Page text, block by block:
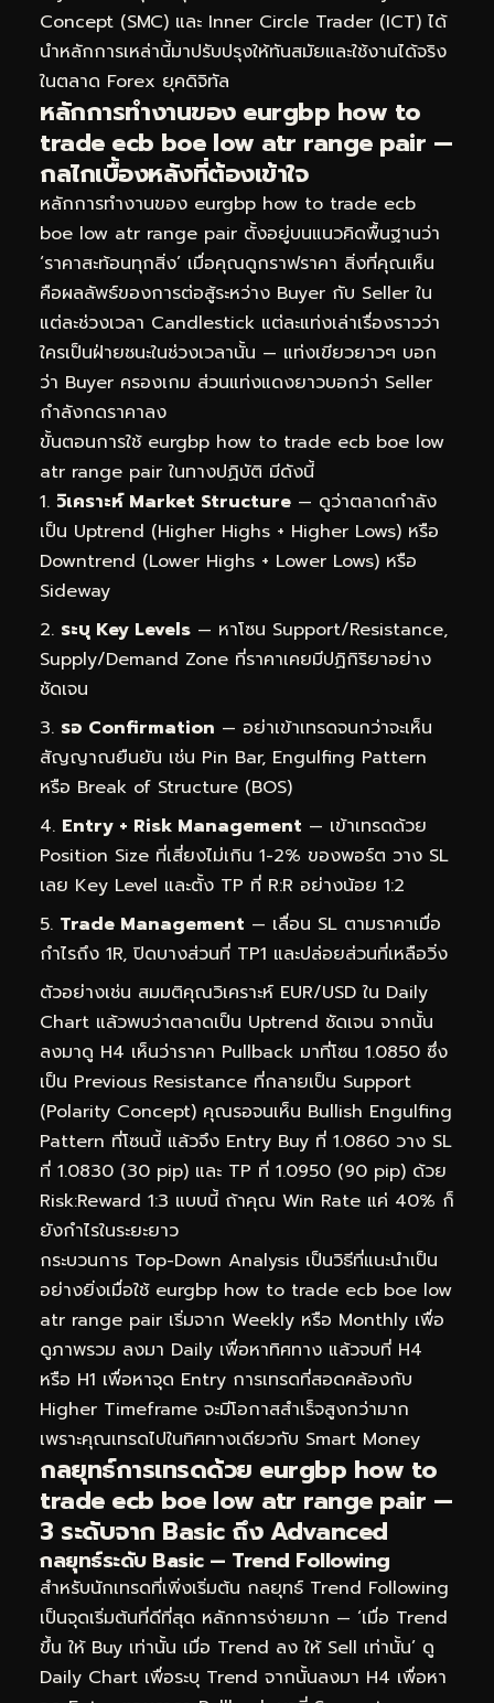
Concept (SMC) และ Inner Circle Trader (ICT) ได้
นำหลักการเหล่านี้มาปรับปรุงให้ทันสมัยและใช้งานได้จริง
ในตลาด Forex ยุคดิจิทัล
หลักการทำงานของ eurgbp how to
trade ecb boe low atr range pair —
กลไกเบื้องหลังที่ต้องเข้าใจ
หลักการทำงานของ eurgbp how to trade ecb
boe low atr range pair ตั้งอยู่บนแนวคิดพื้นฐานว่า
‘ราคาสะท้อนทุกสิ่ง’ เมื่อคุณดูกราฟราคา สิ่งที่คุณเห็น
คือผลลัพธ์ของการต่อสู้ระหว่าง Buyer กับ Seller ใน
แต่ละช่วงเวลา Candlestick แต่ละแท่งเล่าเรื่องราวว่า
ใครเป็นฝ่ายชนะในช่วงเวลานั้น — แท่งเขียวยาวๆ บอก
ว่า Buyer ครองเกม ส่วนแท่งแดงยาวบอกว่า Seller
กำลังกดราคาลง
ขั้นตอนการใช้ eurgbp how to trade ecb boe low
atr range pair ในทางปฏิบัติ มีดังนี้
วิเคราะห์ Market Structure — ดูว่าตลาดกำลัง
เป็น Uptrend (Higher Highs + Higher Lows) หรือ
Downtrend (Lower Highs + Lower Lows) หรือ
Sideway
ระบุ Key Levels — หาโซน Support/Resistance,
Supply/Demand Zone ที่ราคาเคยมีปฏิกิริยาอย่าง
ชัดเจน
รอ Confirmation — อย่าเข้าเทรดจนกว่าจะเห็น
สัญญาณยืนยัน เช่น Pin Bar, Engulfing Pattern
หรือ Break of Structure (BOS)
Entry + Risk Management — เข้าเทรดด้วย
Position Size ที่เสี่ยงไม่เกิน 1-2% ของพอร์ต วาง SL
เลย Key Level และตั้ง TP ที่ R:R อย่างน้อย 1:2
Trade Management — เลื่อน SL ตามราคาเมื่อ
กำไรถึง 1R, ปิดบางส่วนที่ TP1 และปล่อยส่วนที่เหลือวิ่ง
ตัวอย่างเช่น สมมติคุณวิเคราะห์ EUR/USD ใน Daily
Chart แล้วพบว่าตลาดเป็น Uptrend ชัดเจน จากนั้น
ลงมาดู H4 เห็นว่าราคา Pullback มาที่โซน 1.0850 ซึ่ง
เป็น Previous Resistance ที่กลายเป็น Support
(Polarity Concept) คุณรอจนเห็น Bullish Engulfing
Pattern ที่โซนนี้ แล้วจึง Entry Buy ที่ 1.0860 วาง SL
ที่ 1.0830 (30 pip) และ TP ที่ 1.0950 (90 pip) ด้วย
Risk:Reward 1:3 แบบนี้ ถ้าคุณ Win Rate แค่ 40% ก็
ยังกำไรในระยะยาว
กระบวนการ Top-Down Analysis เป็นวิธีที่แนะนำเป็น
อย่างยิ่งเมื่อใช้ eurgbp how to trade ecb boe low
atr range pair เริ่มจาก Weekly หรือ Monthly เพื่อ
ดูภาพรวม ลงมา Daily เพื่อหาทิศทาง แล้วจบที่ H4
หรือ H1 เพื่อหาจุด Entry การเทรดที่สอดคล้องกับ
Higher Timeframe จะมีโอกาสสำเร็จสูงกว่ามาก
เพราะคุณเทรดไปในทิศทางเดียวกับ Smart Money
กลยุทธ์การเทรดด้วย eurgbp how to
trade ecb boe low atr range pair —
3 ระดับจาก Basic ถึง Advanced
กลยุทธ์ระดับ Basic — Trend Following
สำหรับนักเทรดที่เพิ่งเริ่มต้น กลยุทธ์ Trend Following
เป็นจุดเริ่มต้นที่ดีที่สุด หลักการง่ายมาก — ‘เมื่อ Trend
ขึ้น ให้ Buy เท่านั้น เมื่อ Trend ลง ให้ Sell เท่านั้น’ ดู
Daily Chart เพื่อระบุ Trend จากนั้นลงมา H4 เพื่อหา